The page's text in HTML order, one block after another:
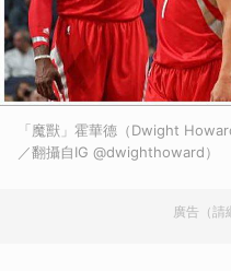
「魔獸」霍華德（Dwight
／翻攝自IG @dwighthoward）
廣告（請